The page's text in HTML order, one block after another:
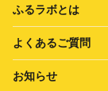
ふるラボとは
よくあるご質問
お知らせ